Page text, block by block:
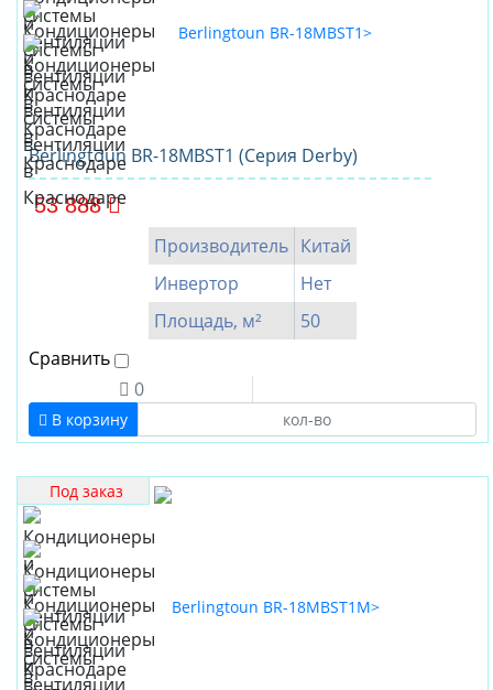
Berlingtoun BR-18MBST1 (Серия Derby)
53 888
Производитель Китай
Инвертор
Нет
Площадь, м²
50
Сравнить
0
В корзину
Под заказ